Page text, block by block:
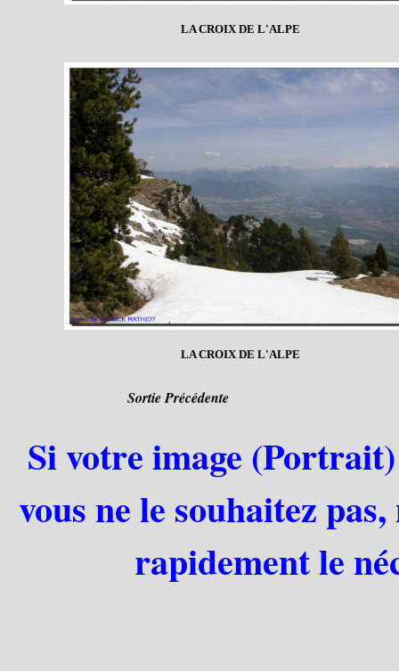
LA CROIX DE L'ALPE
LA CROIX DE L'ALPE
Sortie Précédente
Si votre image
vous ne le souhaitez
rapidement le